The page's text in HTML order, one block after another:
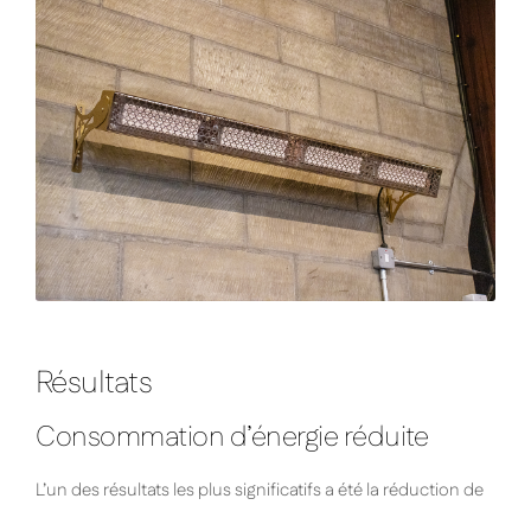
Résultats
Consommation d’énergie réduite
L’un des résultats les plus significatifs a été la réduction de